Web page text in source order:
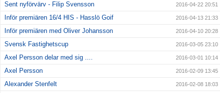
Sent nyförvärv - Filip Svensson 2016-04-22 20:51
Inför premiären 16/4 HIS - Hasslö Goif 2016-04-13 21:33
Inför premiären med Oliver Johansson 2016-04-10 20:28
Svensk Fastighetscup 2016-03-05 23:10
Axel Persson delar med sig .... 2016-03-01 10:14
Axel Persson 2016-02-09 13:45
Alexander Stenfelt 2016-02-08 18:03